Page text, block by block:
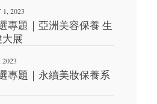
2023
專題｜亞洲美容保養 生
展
專題｜永續美妝保養系